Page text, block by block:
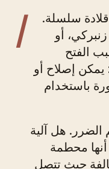
ا
سلسلة.
أو
الفتح
يمكن إصلاح أو
باستخدام
الضرر. هل آلية
أنها محطمة
حيث تتصل